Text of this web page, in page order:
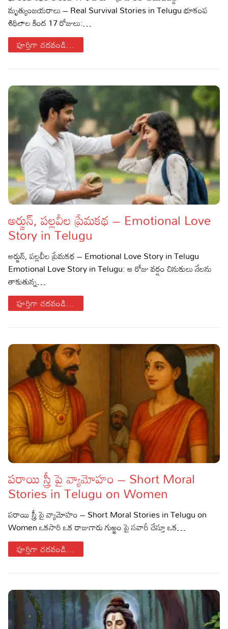
మృత్యుంజయరాలు – Real Survival Stories in Telugu భూకంప
శిథిలాల కింద 17 రోజులు:…
పూర్తిగా చదవండి...
అర్జున్, పల్లవీల ప్రేమకథ – Emotional Love
Story in Telugu
అర్జున్, పల్లవీల ప్రేమకథ – Emotional Love Story in Telugu
Emotional Love Story in Telugu: ఆ రోజు వర్షం చినుకులు నేలను
తాకుతున్న…
పూర్తిగా చదవండి...
పరాయి స్త్రీ పై వ్యామోహం – Short Moral
Stories in Telugu on Women
పరాయి స్త్రీ పై వ్యామోహం – Short Moral Stories in Telugu on
Women ఒకసారి ఒక రాజుగారు గుఱ్ఱం పై సవారీ చేస్తూ ఒక…
పూర్తిగా చదవండి...